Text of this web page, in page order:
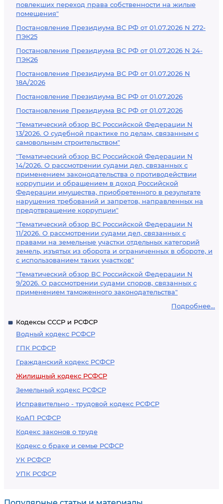
повлекших переход права собственности на жилые
помещения"
Постановление Президиума ВС РФ от 01.07.2026 N 272-
ПЭК25
Постановление Президиума ВС РФ от 01.07.2026 N 24-
ПЭК26
Постановление Президиума ВС РФ от 01.07.2026 N
18А/2026
Постановление Президиума ВС РФ от 01.07.2026
Постановление Президиума ВС РФ от 01.07.2026
"Тематический обзор ВС Российской Федерации N
13/2026. О судебной практике по делам, связанным с
самовольным строительством"
"Тематический обзор ВС Российской Федерации N
14/2026. О рассмотрении судами дел, связанных с
применением законодательства о противодействии
коррупции и обращением в доход Российской
Федерации имущества, приобретенного в результате
нарушения требований и запретов, направленных на
предотвращение коррупции"
"Тематический обзор ВС Российской Федерации N
11/2026. О рассмотрении судами дел, связанных с
правами на земельные участки отдельных категорий
земель, изъятых из оборота и ограниченных в обороте, и
с использованием таких участков"
"Тематический обзор ВС Российской Федерации N
9/2026. О рассмотрении судами споров, связанных с
применением таможенного законодательства"
Подробнее...
Кодексы СССР и РСФСР
Водный кодекс РСФСР
ГПК РСФСР
Гражданский кодекс РСФСР
Жилищный кодекс РСФСР
Земельный кодекс РСФСР
Исправительно - трудовой кодекс РСФСР
КоАП РСФСР
Кодекс законов о труде
Кодекс о браке и семье РСФСР
УК РСФСР
УПК РСФСР